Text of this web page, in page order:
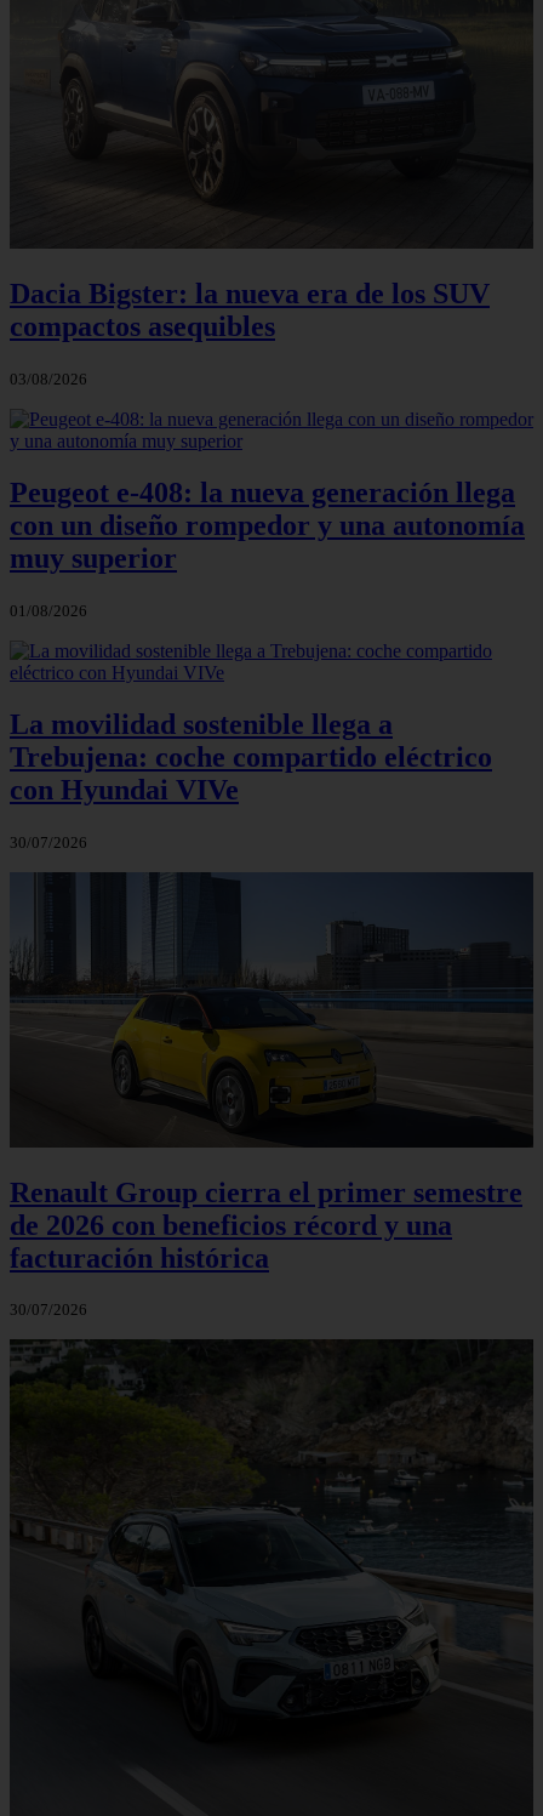
Dacia Bigster: la nueva era de los SUV
compactos asequibles
03/08/2026
Peugeot e-408: la nueva generación llega
con un diseño rompedor y una autonomía
muy superior
01/08/2026
La movilidad sostenible llega a
Trebujena: coche compartido eléctrico
con Hyundai VIVe
30/07/2026
Renault Group cierra el primer semestre
de 2026 con beneficios récord y una
facturación histórica
30/07/2026